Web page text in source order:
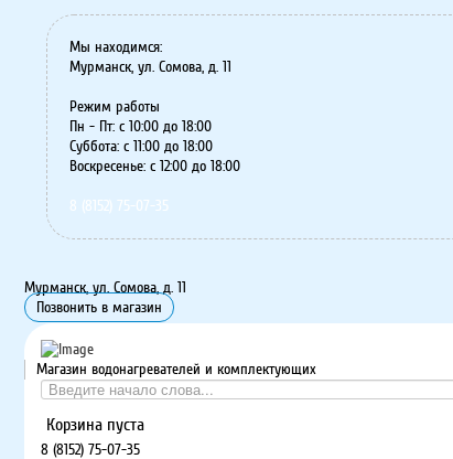
Мы находимся:
Мурманск, ул. Сомова, д. 11
Режим работы
Пн - Пт: с 10:00 до 18:00
Суббота: с 11:00 до 18:00
Воскресенье: с 12:00 до 18:00
8 (8152) 75-07-35
Мурманск, ул. Сомова, д. 11
Позвонить в магазин
Магазин водонагревателей и комплектующих
Корзина пуста
8 (8152) 75-07-35